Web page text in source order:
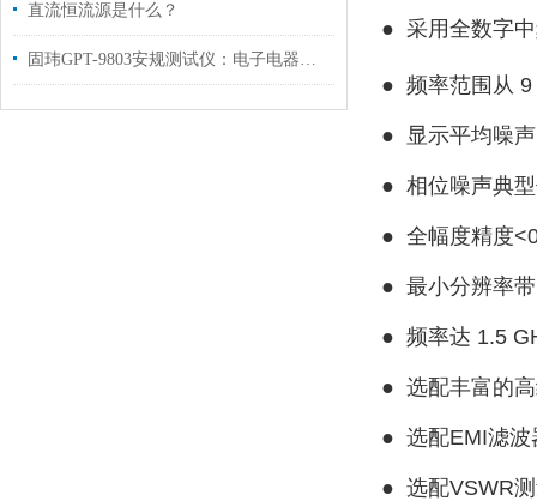
直流恒流源是什么？
固玮GPT-9803安规测试仪：电子电器产品安全测试的得力助手
● 采用全数字
● 频率范围从
● 显示平均噪
● 相位噪声典
● 全幅度精度
● 最小分辨率
● 频率达 1.5
● 选配丰富的
● 选配EMI滤
● 选配VSWR